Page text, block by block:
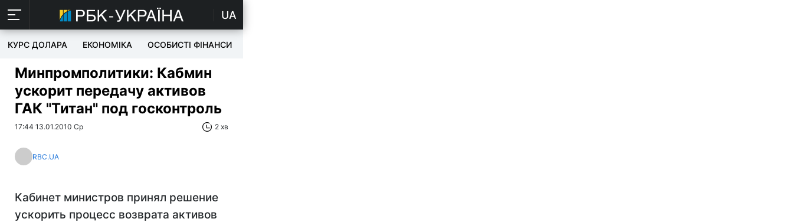
UA
КУРС ДОЛАРА ЕКОНОМІКА ОСОБИСТІ ФІНАНСИ
Минпромполитики: Кабмин
ускорит передачу активов
ГАК "Титан" под госконтроль
17:44 13.01.2010 Ср 2 хв
RBC.UA
Кабинет министров принял решение
ускорить процесс возврата активов